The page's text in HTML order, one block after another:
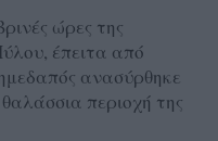
ώρες της
έπειτα από
ανασύρθηκε
περιοχή της